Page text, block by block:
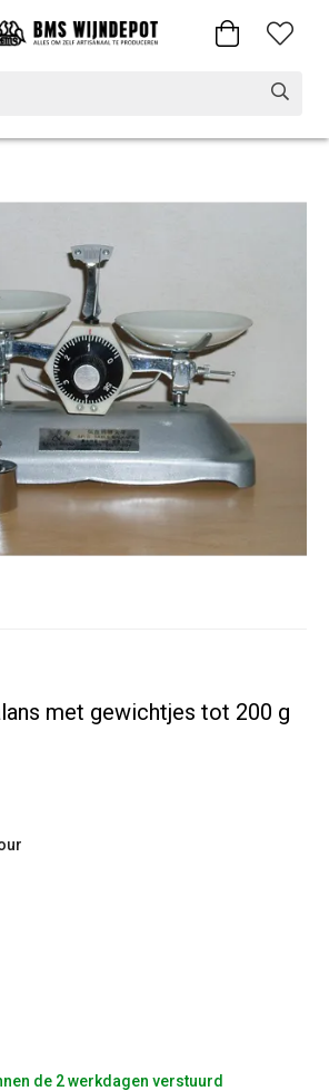
met gewichtjes tot 200 g
de 2 werkdagen verstuurd